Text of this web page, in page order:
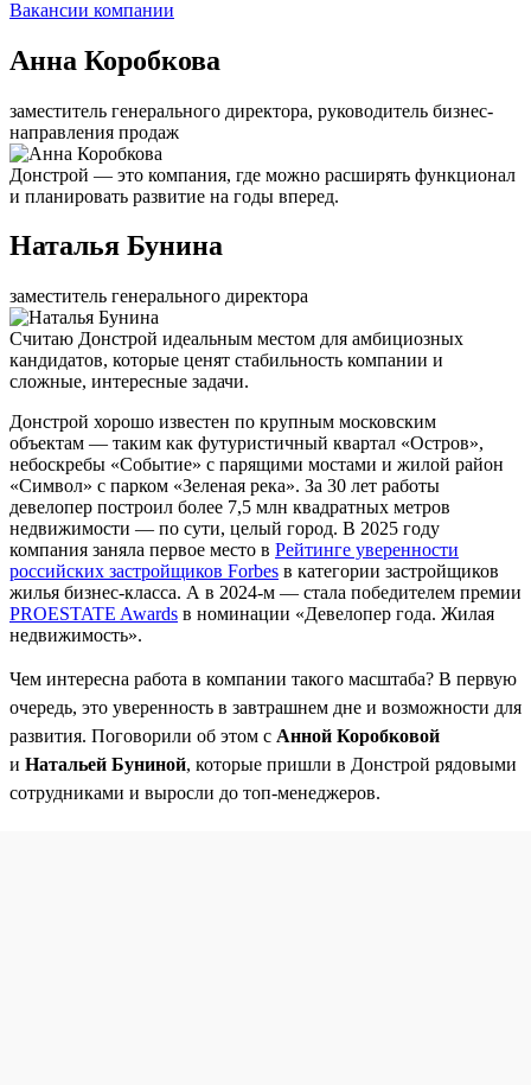
Вакансии компании
Анна Коробкова
заместитель генерального директора, руководитель бизнес-
направления продаж
Донстрой — это компания, где можно расширять функционал
и планировать развитие на годы вперед.
Наталья Бунина
заместитель генерального директора
Считаю Донстрой идеальным местом для амбициозных
кандидатов, которые ценят стабильность компании и
сложные, интересные задачи.
Донстрой хорошо известен по крупным московским
объектам — таким как футуристичный квартал «Остров»,
небоскребы «Событие» с парящими мостами и жилой район
«Символ» с парком «Зеленая река». За 30 лет работы
девелопер построил более 7,5 млн квадратных метров
недвижимости — по сути, целый город. В 2025 году
компания заняла первое место в Рейтинге уверенности
российских застройщиков Forbes в категории застройщиков
жилья бизнес-класса. А в 2024-м — стала победителем премии
PROESTATE Awards в номинации «Девелопер года. Жилая
недвижимость».
Чем интересна работа в компании такого масштаба? В первую
очередь, это уверенность в завтрашнем дне и возможности для
развития. Поговорили об этом с Анной Коробковой
и Натальей Буниной, которые пришли в Донстрой рядовыми
сотрудниками и выросли до топ-менеджеров.